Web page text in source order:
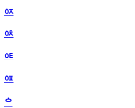
ᅈ
ᅉ
ᅊ
ᅋ
ᅌ